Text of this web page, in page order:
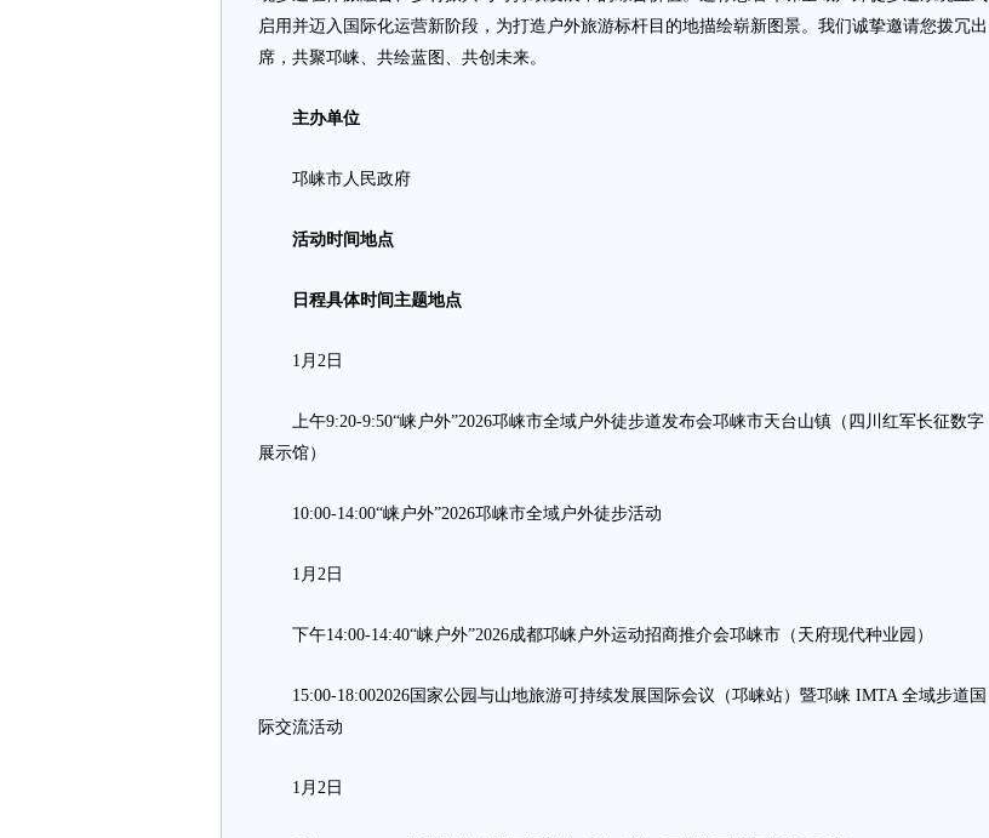
启用并迈入国际化运营新阶段，为打造户外旅游标杆目的地描绘崭新图景。我们诚挚邀请您拨冗出
席，共聚邛崃、共绘蓝图、共创未来。
主办单位
邛崃市人民政府
活动时间地点
日程具体时间主题地点
1月2日
上午9:20-9:50“崃户外”2026邛崃市全域户外徒步道发布会邛崃市天台山镇（四川红军长征数字
展示馆）
10:00-14:00“崃户外”2026邛崃市全域户外徒步活动
1月2日
下午14:00-14:40“崃户外”2026成都邛崃户外运动招商推介会邛崃市（天府现代种业园）
15:00-18:002026国家公园与山地旅游可持续发展国际会议（邛崃站）暨邛崃 IMTA 全域步道国
际交流活动
1月2日